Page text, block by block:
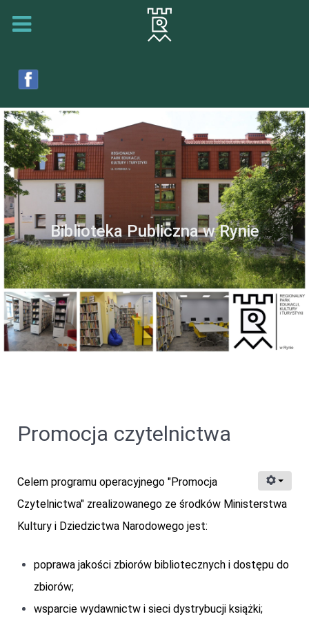
Biblioteka Publiczna w Rynie
Promocja czytelnictwa
Celem programu operacyjnego "Promocja
Czytelnictwa" zrealizowanego ze środków Ministerstwa
Kultury i Dziedzictwa Narodowego jest:
poprawa jakości zbiorów bibliotecznych i dostępu do
zbiorów;
wsparcie wydawnictw i sieci dystrybucji książki;